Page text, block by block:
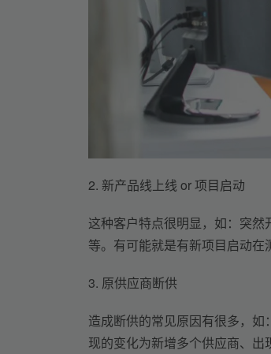
2. 新产品线上线 or 项目启动
这种客户特点很明显 ， 如： 突然
等。有可能就是有新项目启动在
3. 原供应商断供
造成断供的常见原因有很多，如：
现的变化为新增多个供应商、 出